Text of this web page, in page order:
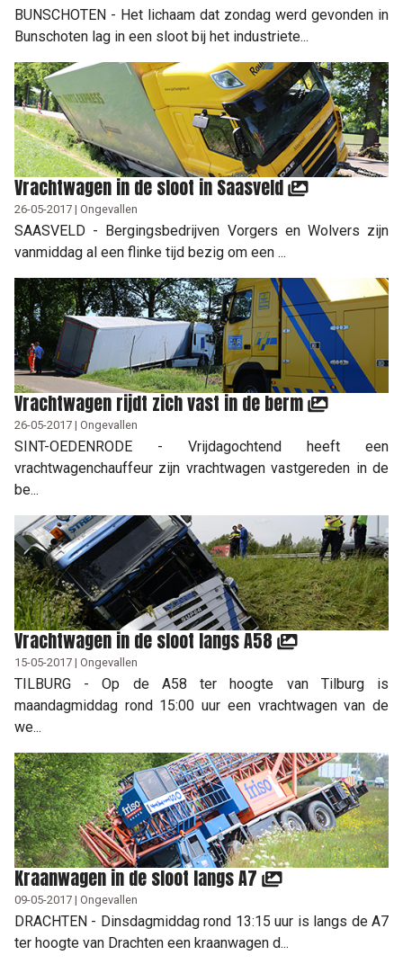
BUNSCHOTEN - Het lichaam dat zondag werd gevonden in
Bunschoten lag in een sloot bij het industriete...
Vrachtwagen in de sloot in Saasveld
26-05-2017 | Ongevallen
SAASVELD - Bergingsbedrijven Vorgers en Wolvers zijn
vanmiddag al een flinke tijd bezig om een ...
Vrachtwagen rijdt zich vast in de berm
26-05-2017 | Ongevallen
SINT-OEDENRODE - Vrijdagochtend heeft een
vrachtwagenchauffeur zijn vrachtwagen vastgereden in de
be...
Vrachtwagen in de sloot langs A58
15-05-2017 | Ongevallen
TILBURG - Op de A58 ter hoogte van Tilburg is
maandagmiddag rond 15:00 uur een vrachtwagen van de
we...
Kraanwagen in de sloot langs A7
09-05-2017 | Ongevallen
DRACHTEN - Dinsdagmiddag rond 13:15 uur is langs de A7
ter hoogte van Drachten een kraanwagen d...